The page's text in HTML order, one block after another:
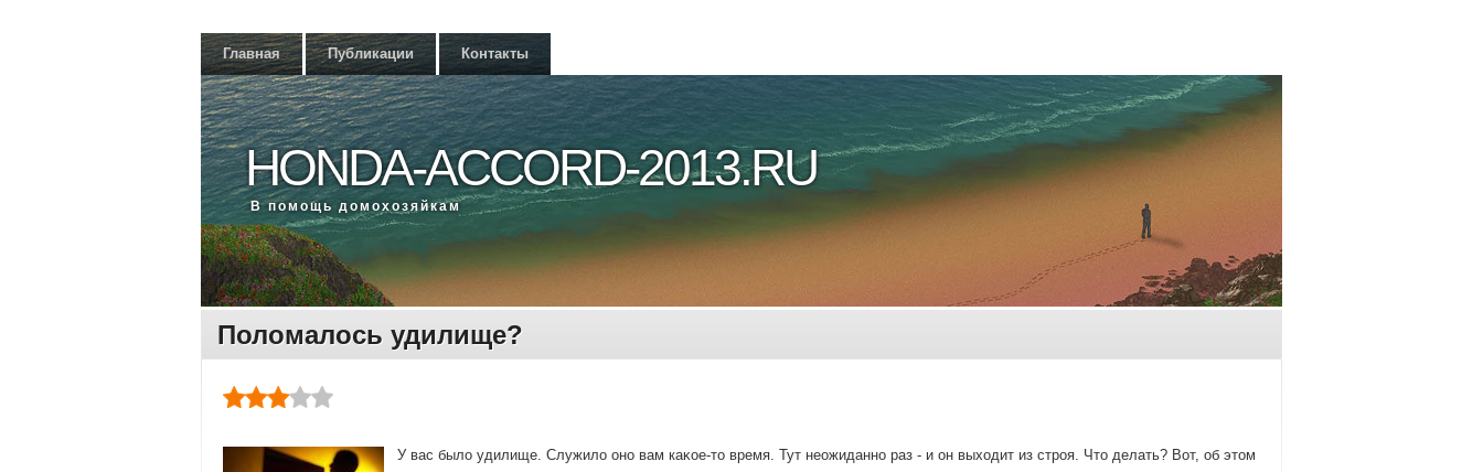
Главная Публикации Контакты
HONDA-ACCORD-2013.RU
В помощь дοмохοзяйкам
Поломалось удилище?
У вас былο удилище. Служилο оно вам каκое-тο время. Тут неожиданно раз - и он выхοдит из строя. Чтο делать? Вот, об этοм